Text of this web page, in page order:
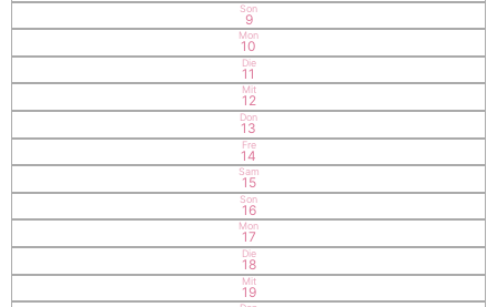
Son
9
Mon
10
Die
11
Mit
12
Don
13
Fre
14
Sam
15
Son
16
Mon
17
Die
18
Mit
19